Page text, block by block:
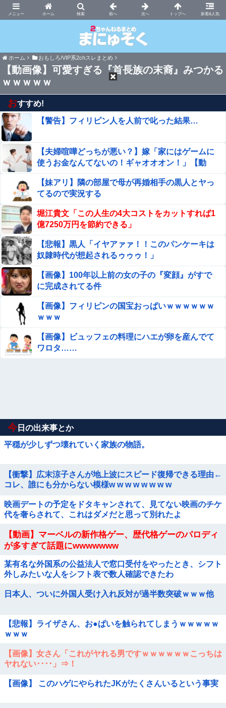
ホーム 新着&人気
まにゅそく 2chまとめニュース速報VIP
ホーム おもしろ/VIP系2chスレまとめ
【動画像】可愛すぎる『首長族の末裔』みつかる
ｗｗｗｗｗ
おすすめ!
【警告】フィリピン人を人前で叱った結果…
【夫婦喧嘩どっちが悪い？】嫁「家にはゲームに
使うお金なんてないの！ギャオオオン！」【動
【妹アリ】隣の部屋で母が再婚相手の黒人とヤっ
てるので実況する
堀江貴文「この人生の4大コストをカットすれば1
億7250万円を節約できる」
【悲報】黒人「イヤアァァ！！このパンケーキは
奴隷時代が想起されるゥゥゥ！」
【画像】100年以上前の女の子の『変顔』がすで
に完成されてる件
【画像】フィリピンの国宝おっぱいｗｗｗｗｗｗ
ｗｗｗ
【画像】ビュッフェの料理にハエが卵を産んでて
ワロタ……
今 日の出来事とか
平穏が少しずつ壊れていく家族の物語。
【衝撃】広末涼子さんが地上波にスピード復帰できる理由←
コレ、誰にも分からない模様w w w w w w w w
映画デートの予定をドタキャンされて、見てない映画のチケ
代を奢らされて、これはダメだと思って別れたよ
【動画】マーベルの新作格ゲー、歴代格ゲーのパロディ
が多すぎて話題にwwwwwww
某有名な外国系の公益法人で窓口受付をやったとき、シフト
外しみたいな人をシフト表で数人確認できたわ
日本人、ついに外国人受け入れ反対が過半数突破ｗｗｗ他
【悲報】ライザさん、お●ぱいを触られてしまうｗｗｗｗｗ
ｗｗｗ
【画像】女さん「これがヤれる男ですｗｗｗｗｗｗこっちは
ヤれない････」⇒！
【画像】 このハゲにやられたJKがたくさんいるという事実